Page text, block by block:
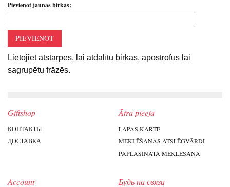
Pievienot jaunas birkas:
PIEVIENOT
Lietojiet atstarpes, lai atdalītu birkas, apostrofus lai
sagrupētu frāzēs.
Giftshop
КОНТАКТЫ
ДОСТАВКА
Ātrā pieeja
LAPAS KARTE
MEKLĒŠANAS ATSLĒGVĀRDI
PAPLAŠINĀTĀ MEKLĒŠANA
Account Будь на связи